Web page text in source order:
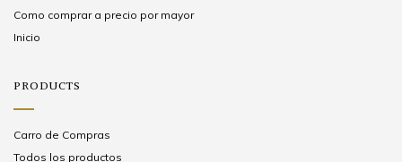
Como comprar a precio por mayor
Inicio
PRODUCTS
Carro de Compras
Todos los productos